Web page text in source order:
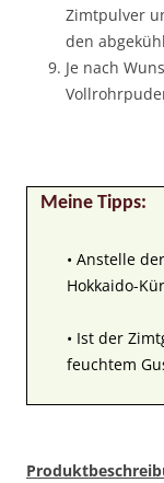
Zimtpulver
den
Je nach
Meine Tipps:
• Anstelle
Hokkaido-
• Ist der
feuchtem